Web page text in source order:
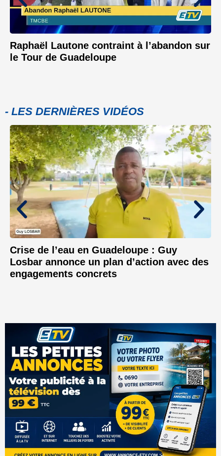
Raphaël Lautone contraint à l’abandon sur
le Tour de Guadeloupe
- LES DERNIÈRES VIDÉOS
Crise de l’eau en Guadeloupe : Guy
Losbar annonce un plan d’action avec des
engagements concrets